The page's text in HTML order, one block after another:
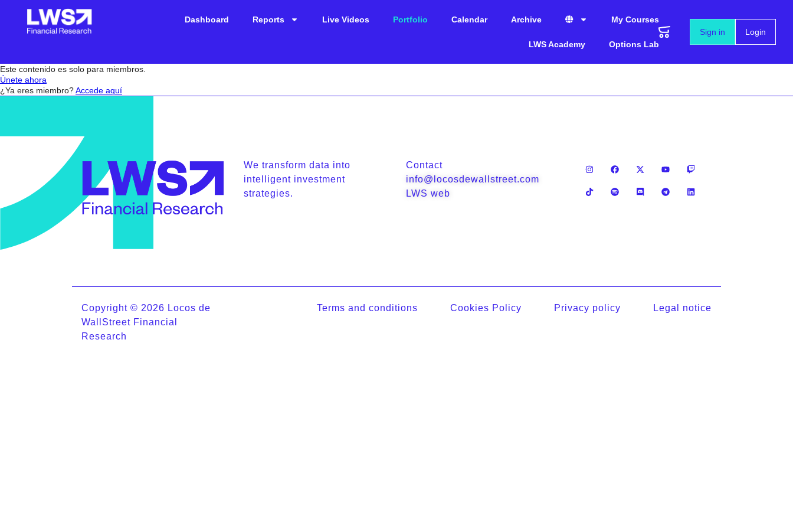
Login
Sign in
Dashboard Reports Live Videos Portfolio Calendar Archive My Courses
LWS Academy Options Lab
Este contenido es solo para miembros.
Únete ahora
¿Ya eres miembro?Accede aquí
We transform data into
intelligent investment
strategies.
Contact
info@locosdewallstreet.com
LWS web
Copyright © 2026 Locos de
WallStreet Financial
Research
Terms and conditions Cookies Policy Privacy policy Legal notice